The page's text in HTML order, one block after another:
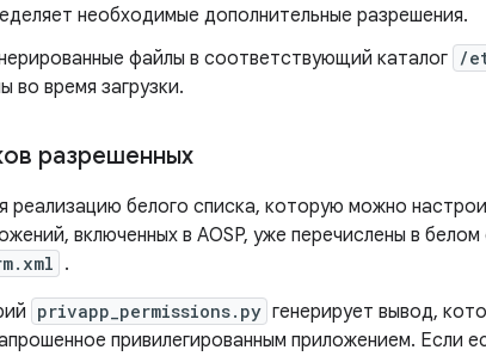
необходимые дополнительные разрешения.
файлы в соответствующий каталог /
во время загрузки.
разрешенных
реализацию белого списка, которую можно
включенных в AOSP, уже перечислены в белом
.
privapp_permissions.py генерирует вывод,
привилегированным приложением. Если